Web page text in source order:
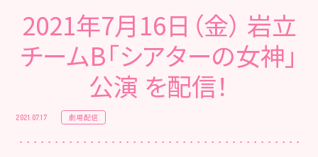
2021年7月16日（金） 岩立
チームB「シアターの女神」
公演 を配信！
2021.07.17 劇場配信